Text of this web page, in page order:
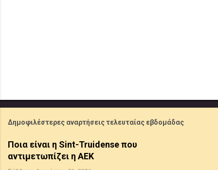
Δημοφιλέστερες αναρτήσεις τελευταίας εβδομάδας
Ποια είναι η Sint-Truidense που
αντιμετωπίζει η ΑΕΚ